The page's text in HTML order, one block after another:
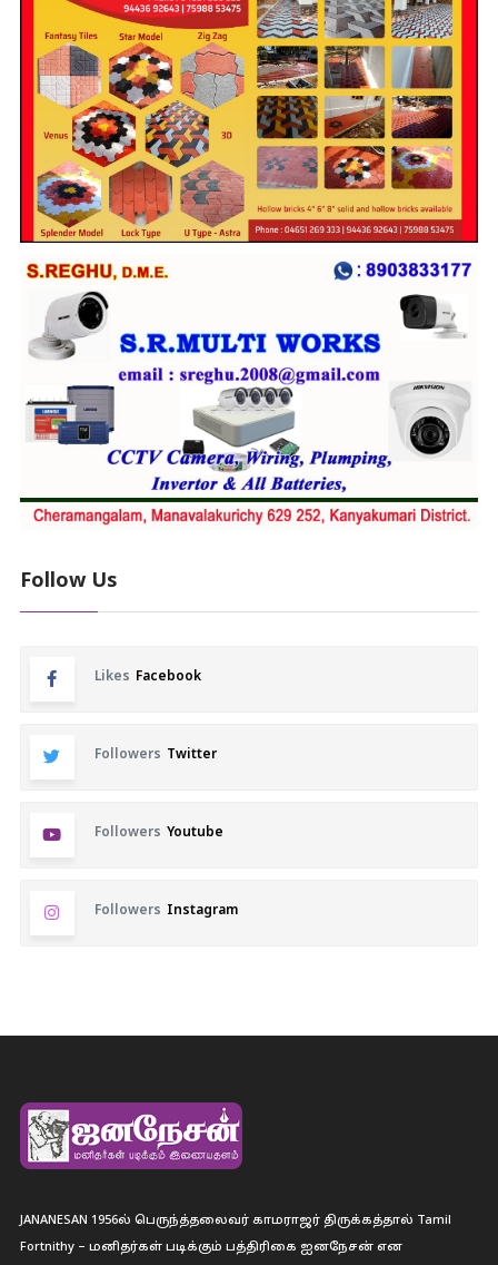
Follow Us
Likes Facebook
Followers Twitter
Followers Youtube
Followers Instagram
JANANESAN 1956ல் பெருந்த்தலைவர் காமராஜர் திருக்கத்தால் Tamil
Fortnithy – மனிதர்கள் படிக்கும் பத்திரிகை ஐனநேசன் என